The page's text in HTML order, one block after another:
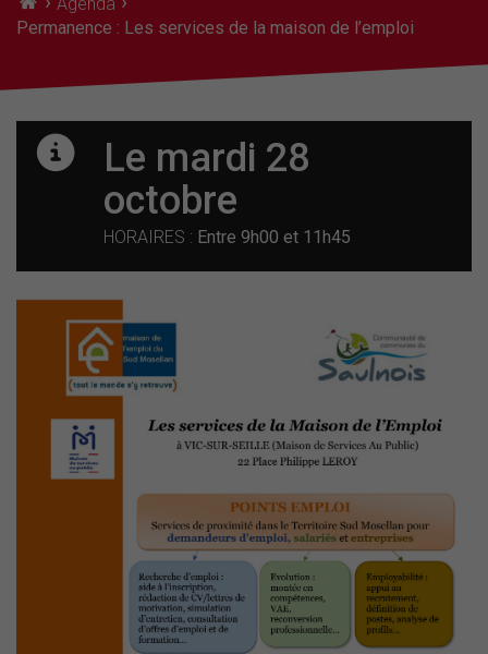
Permanence : Les services de la maison de l’emploi
Le mardi 28
octobre
HORAIRES : Entre 9h00 et 11h45